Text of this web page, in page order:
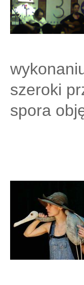
szeroki
spora